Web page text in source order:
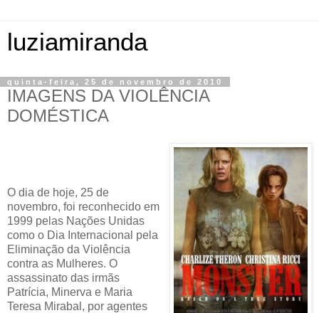
luziamiranda
quinta-feira, 25 de novembro de 2010
IMAGENS DA VIOLÊNCIA
DOMÉSTICA
O dia de hoje, 25 de
novembro, foi reconhecido em
1999 pelas Nações Unidas
como o Dia Internacional pela
Eliminação da Violência
contra as Mulheres. O
assassinato das irmãs
Patrícia, Minerva e Maria
Teresa Mirabal, por agentes